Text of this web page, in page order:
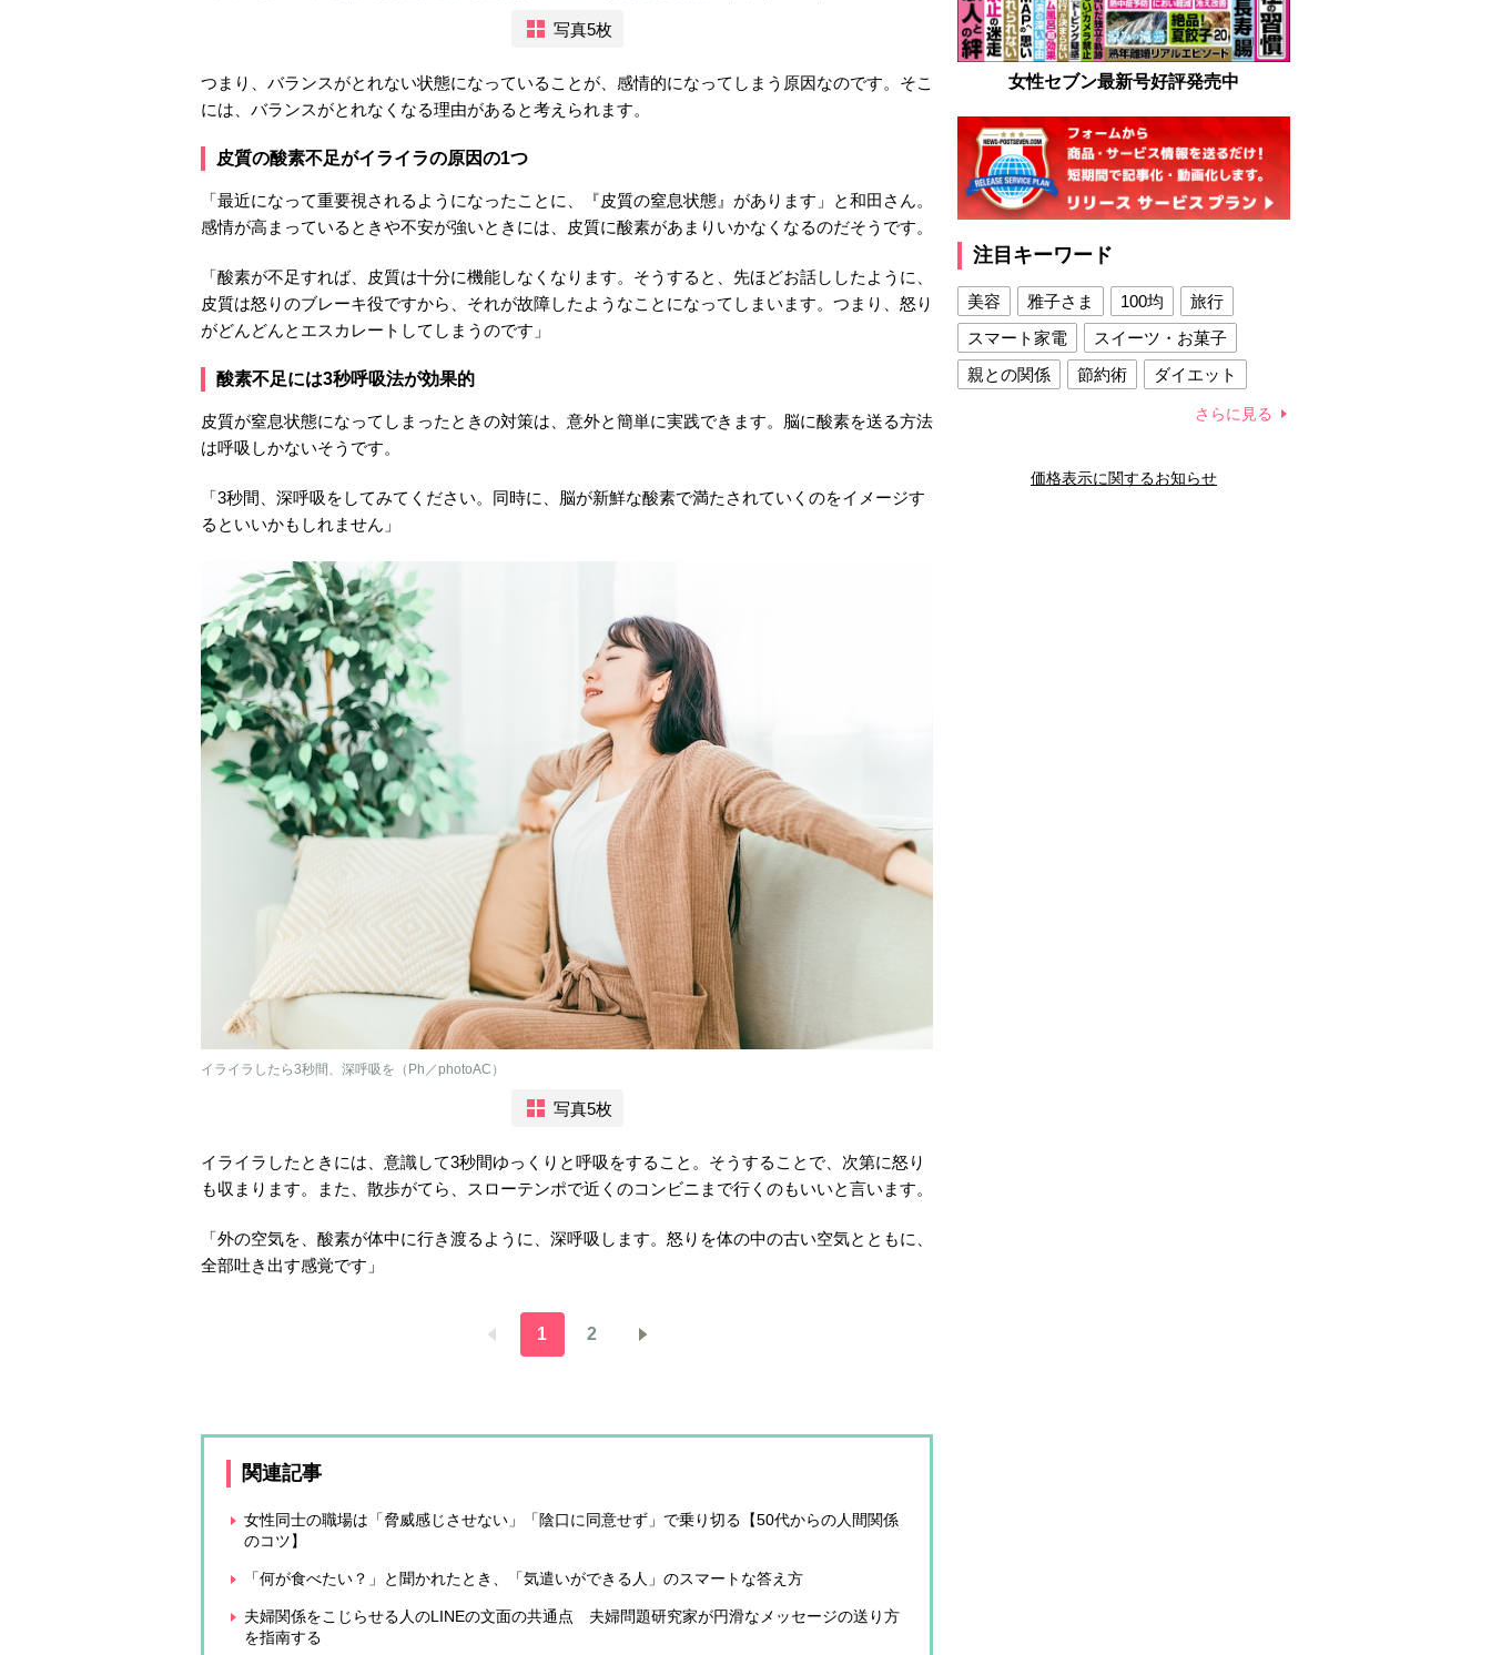
写真5枚
つまり、バランスがとれない状態になっていることが、感情的になってしまう原因なのです。そこ
には、バランスがとれなくなる理由があると考えられます。
皮質の酸素不足がイライラの原因の1つ
「最近になって重要視されるようになったことに、『皮質の窒息状態』があります」と和田さん。
感情が高まっているときや不安が強いときには、皮質に酸素があまりいかなくなるのだそうです。
「酸素が不足すれば、皮質は十分に機能しなくなります。そうすると、先ほどお話ししたように、
皮質は怒りのブレーキ役ですから、それが故障したようなことになってしまいます。つまり、怒り
がどんどんとエスカレートしてしまうのです」
酸素不足には3秒呼吸法が効果的
皮質が窒息状態になってしまったときの対策は、意外と簡単に実践できます。脳に酸素を送る方法
は呼吸しかないそうです。
「3秒間、深呼吸をしてみてください。同時に、脳が新鮮な酸素で満たされていくのをイメージす
るといいかもしれません」
イライラしたら3秒間、深呼吸を（Ph／photoAC）
写真5枚
イライラしたときには、意識して3秒間ゆっくりと呼吸をすること。そうすることで、次第に怒り
も収まります。また、散歩がてら、スローテンポで近くのコンビニまで行くのもいいと言います。
「外の空気を、酸素が体中に行き渡るように、深呼吸します。怒りを体の中の古い空気とともに、
全部吐き出す感覚です」
1 2
関連記事
女性同士の職場は「脅威感じさせない」「陰口に同意せず」で乗り切る【50代からの人間関係
のコツ】
「何が食べたい？」と聞かれたとき、「気遣いができる人」のスマートな答え方
夫婦関係をこじらせる人のLINEの文面の共通点 夫婦問題研究家が円滑なメッセージの送り方
を指南する
女性セブン最新号好評発売中
注目キーワード
美容 雅子さま 100均
旅行
スマート家電
スイーツ・お菓子
親との関係
節約術
ダイエット
夫との関係
新津春子 どか食い
さらに見る
価格表示に関するお知らせ